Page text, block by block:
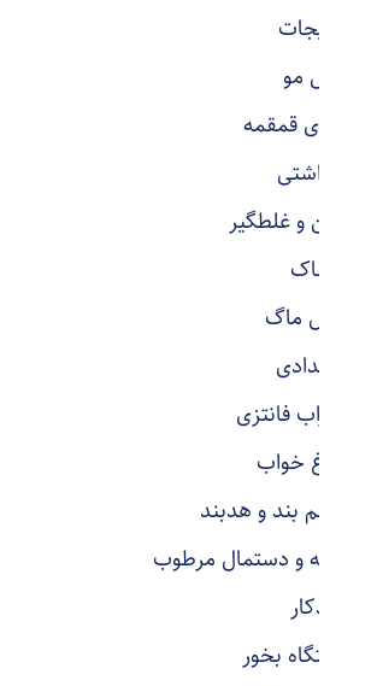
بدلیجات
برس مو
بطری قمقمه
بهداشتی
پاکن و غلطگیر
پوشاک
تراول ماگ
جامدادی
جوراب فانتزی
چراغ خواب
چشم بند و هدبند
حوله و دستمال مرطوب
خودکار
دستگاه بخور